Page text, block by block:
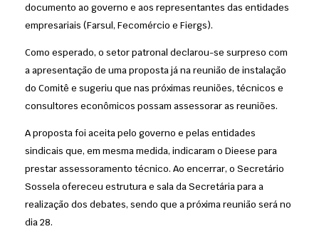
documento ao governo e aos representantes das entidades
empresariais (Farsul, Fecomércio e Fiergs).
Como esperado, o setor patronal declarou-se surpreso com
a apresentação de uma proposta já na reunião de instalação
do Comitê e sugeriu que nas próximas reuniões, técnicos e
consultores econômicos possam assessorar as reuniões.
A proposta foi aceita pelo governo e pelas entidades
sindicais que, em mesma medida, indicaram o Dieese para
prestar assessoramento técnico. Ao encerrar, o Secretário
Sossela ofereceu estrutura e sala da Secretária para a
realização dos debates, sendo que a próxima reunião será no
dia 28.